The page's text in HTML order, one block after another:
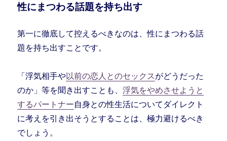
性にまつわる話題を持ち出す
第一に徹底して控えるべきなのは、性にまつわる話
題を持ち出すことです。
「浮気相手や以前の恋人とのセックスがどうだった
のか」等を聞き出すことも、浮気をやめさせようと
するパートナー自身との性生活についてダイレクト
に考えを引き出そうとすることは、極力避けるべき
でしょう。